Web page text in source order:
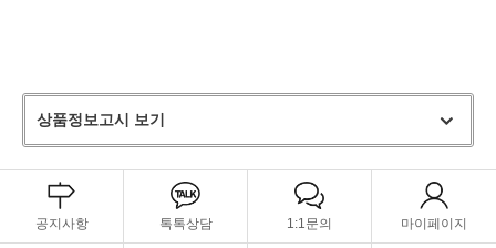
상품정보고시 보기
공지사항 톡톡상담 1:1문의 마이페이지